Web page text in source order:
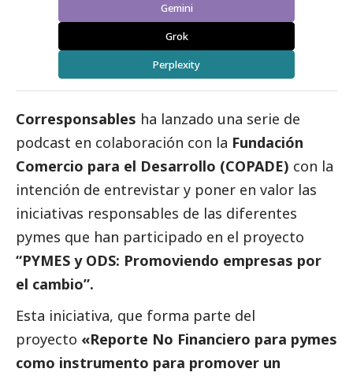
Gemini
Grok
Perplexity
Corresponsables ha lanzado una serie de
podcast en colaboración con la Fundación
Comercio para el Desarrollo (COPADE) con la
intención de entrevistar y poner en valor las
iniciativas responsables de las diferentes
pymes que han participado en el proyecto
“PYMES y ODS: Promoviendo empresas por
el cambio”.
Esta iniciativa, que forma parte del
proyecto «Reporte No Financiero para pymes
como instrumento para promover un